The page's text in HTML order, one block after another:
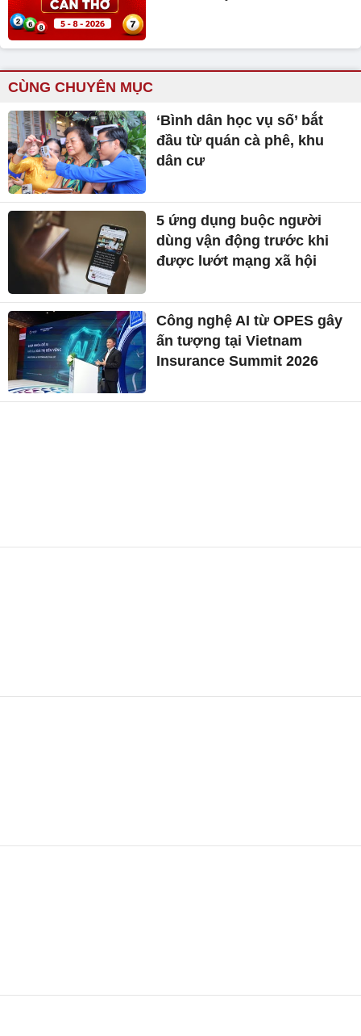
CÙNG CHUYÊN MỤC
‘Bình dân học vụ số’ bắt
đầu từ quán cà phê, khu
dân cư
5 ứng dụng buộc người
dùng vận động trước khi
được lướt mạng xã hội
Công nghệ AI từ OPES gây
ấn tượng tại Vietnam
Insurance Summit 2026